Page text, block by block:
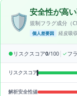
🛡️安全性が高
規制フラグ成分（
個人差要因 経皮吸
● リスクスコア0/100 | ✓フ
リスクスコア
解析安全性値